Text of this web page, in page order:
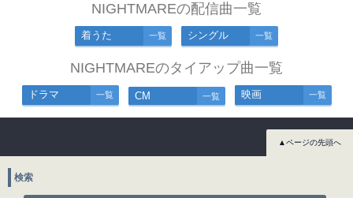
NIGHTMAREの配信曲一覧
着うた 一覧 シングル 一覧
NIGHTMAREのタイアップ曲一覧
ドラマ 一覧 CM 一覧 映画 一覧
▲ページの先頭へ
検索